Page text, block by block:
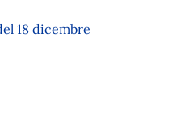
18 dicembre